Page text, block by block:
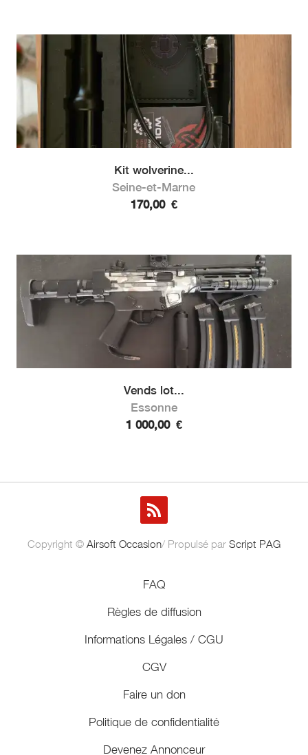
Kit wolverine...
Seine-et-Marne
170,00 €
Vends lot...
Essonne
1 000,00 €
Copyright © Airsoft Occasion/ Propulsé par Script PAG
FAQ
Règles de diffusion
Informations Légales / CGU
CGV
Faire un don
Politique de confidentialité
Devenez Annonceur